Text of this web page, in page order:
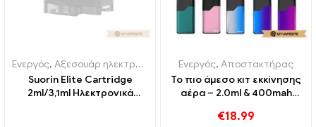
Ενεργός, Αξεσουάρ ηλεκτρονικού τσιγάρου ,Αποστακτήρας
Suorin Elite Cartridge
2ml/3,1ml Ηλεκτρονικά
Ενεργός, Αποστακτήρας
Το πιο άμεσο κιτ εκκίνησης
αέρα – 2.0ml & 400mah
χονδρική丨Custom
€18.99